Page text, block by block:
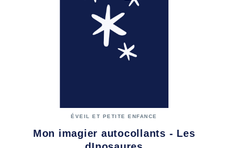
ÉVEIL ET PETITE ENFANCE
Mon imagier autocollants - Les